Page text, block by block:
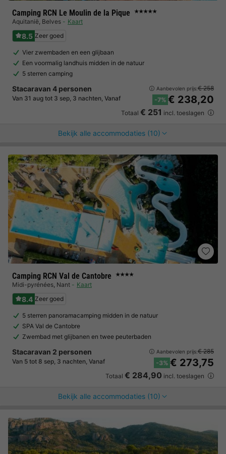
Camping RCN Le Moulin de la Pique ★★★★★
Aquitanië, Belves Kaart
8.5 Zeer goed
Vier zwembaden en een glijbaan
Een voormalig landhuis midden in de natuur
5 sterren camping
Stacaravan 4 personen
Van 31 aug tot 3 sep, 3 nachten, Vanaf
Aanbevolen prijs:€ 258
-7% € 238,20
Totaal € 251 incl. toeslagen
Bekijk alle accommodaties (10)
Camping RCN Val de Cantobre ★★★★
Midi-pyrénées, Nant Kaart
8.4 Zeer goed
5 sterren panoramacamping midden in de natuur
SPA Val de Cantobre
Zwembad met glijbanen en twee peuterbaden
Stacaravan 2 personen
Van 5 tot 8 sep, 3 nachten, Vanaf
Aanbevolen prijs:€ 285
-3% € 273,75
Totaal € 284,90 incl. toeslagen
Bekijk alle accommodaties (10)